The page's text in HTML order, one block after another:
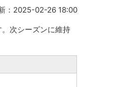
：2025-02-26 18:00
次シーズンに維持